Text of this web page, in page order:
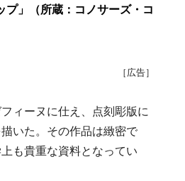
プ」（所蔵：コノサーズ・コ
［広告］
ィーヌに仕え、点刻彫版に
いた。その作品は緻密で
も貴重な資料となってい